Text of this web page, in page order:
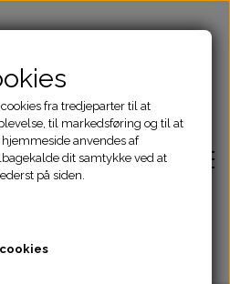
fra tredjeparter til at
til markedsføring og til at
anvendes af
dit samtykke ved at
på siden.